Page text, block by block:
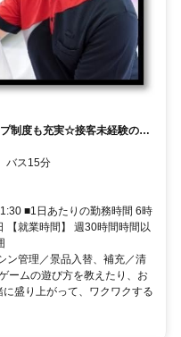
制度も充実☆接客未経験の方
バス15分
■1日あたりの勤務時間 6時
【就業時間】 週30時間時間以
ン管理／景品入替、補充／清
ームの遊び方を教えたり、お
盛り上がって、ワクワクする